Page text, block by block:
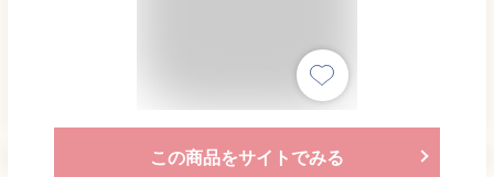
この商品をサイトでみる